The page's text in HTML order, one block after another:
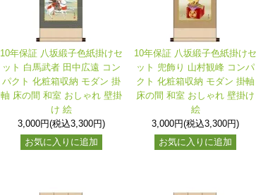
10年保証 八坂緞子色紙掛けセ
ット 白馬武者 田中広遠 コン
パクト 化粧箱収納 モダン 掛
軸 床の間 和室 おしゃれ 壁掛
け 絵
3,000円(税込3,300円)
お気に入りに追加
10年保証 八坂緞子色紙掛けセ
ット 兜飾り 山村観峰 コンパ
クト 化粧箱収納 モダン 掛軸
床の間 和室 おしゃれ 壁掛け
絵
3,000円(税込3,300円)
お気に入りに追加